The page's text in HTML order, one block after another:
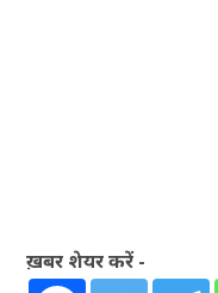
ख़बर शेयर करें -